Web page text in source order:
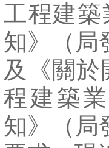
工程建築
知》（局
及《關於
程建築
知》（局